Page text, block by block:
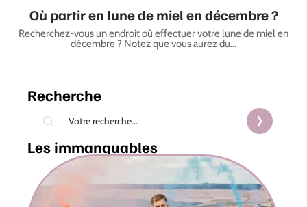
Où partir en lune de miel en décembre ?
Recherchez-vous un endroit où effectuer votre lune de miel en
décembre ? Notez que vous aurez du…
Recherche
Les immanquables